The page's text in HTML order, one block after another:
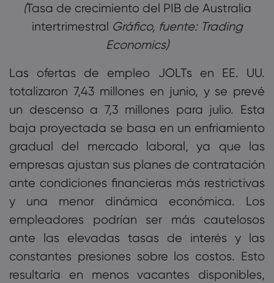
‎(‏Tasa de crecimiento del PIB de Australia
intertrimestral Gráfico, fuente: Trading
Economics)‎
Las ofertas de empleo JOLTs en EE. UU.
totalizaron 7,43 millones en junio, y se prevé
un descenso a 7,3 millones para julio. Esta
baja proyectada se basa en un enfriamiento
gradual del mercado laboral, ya que las
empresas ajustan sus planes de contratación
ante condiciones financieras más restrictivas
y una menor dinámica económica. Los
empleadores podrían ser más cautelosos
ante las elevadas tasas de interés y las
constantes presiones sobre los costos. Esto
resultaría en menos vacantes disponibles,